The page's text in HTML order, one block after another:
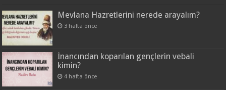
Mevlana Hazretlerini nerede arayalım?
3 hafta önce
İnancından koparılan gençlerin vebali
kimin?
4 hafta önce